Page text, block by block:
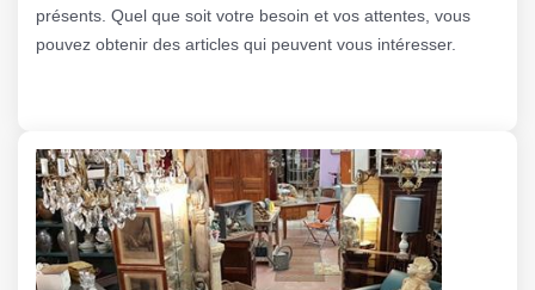
présents. Quel que soit votre besoin et vos attentes, vous
pouvez obtenir des articles qui peuvent vous intéresser.